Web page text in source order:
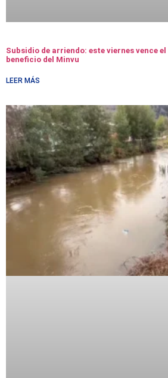
Subsidio de arriendo: este viernes vence
beneficio del Minvu
LEER MÁS